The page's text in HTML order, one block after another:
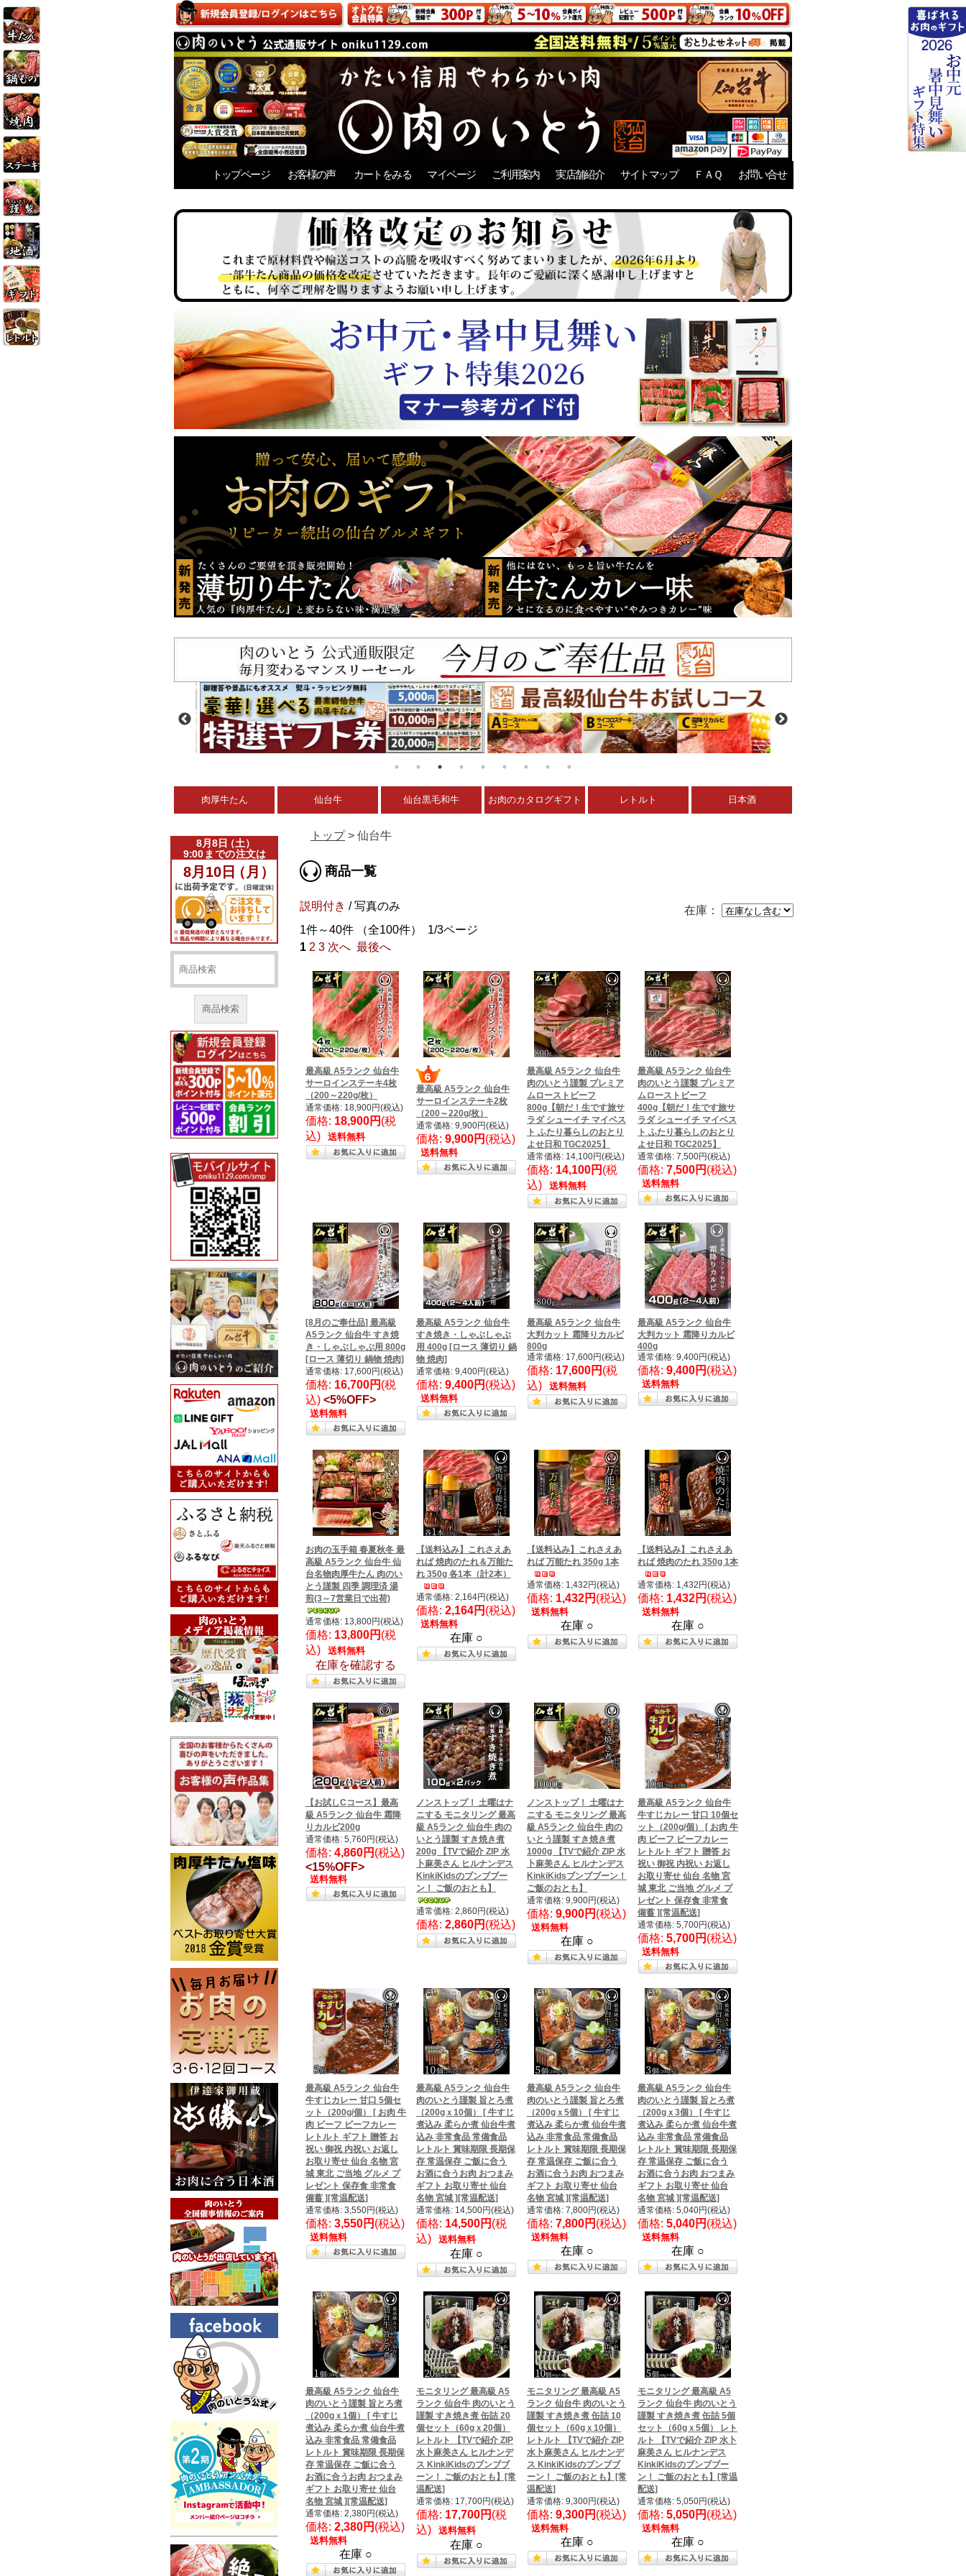
トップページ お客様の声 カートをみる マイページ ご利用案内 実店舗紹介 サイトマップ ＦＡＱ お問い合せ
肉厚牛たん 仙台牛 仙台黒毛和牛 お肉のカタログギフト レトルト 日本酒
商品検索
トップ> 仙台牛
商品一覧
在庫：
説明付き / 写真のみ
1件～40件 （全100件） 1/3ページ
1 2 3 次へ 最後へ
最高級 A5ランク 仙台牛
サーロインステーキ4枚
（200～220g/枚）
通常価格: 18,900円(税込)
価格: 18,900円 (税
込)
送料無料
最高級 A5ランク 仙台牛
サーロインステーキ2枚
（200～220g/枚）
通常価格: 9,900円(税込)
価格: 9,900円 (税込)
送料無料
最高級 A5ランク 仙台牛
肉のいとう謹製 プレミア
ムローストビーフ
800g【朝だ！生です旅サ
ラダ シューイチ マイベス
ト ふたり暮らしのおとり
よせ日和 TGC2025】
通常価格: 14,100円(税込)
価格: 14,100円 (税
込)
送料無料
最高級 A5ランク 仙台牛
肉のいとう謹製 プレミア
ムローストビーフ
400g【朝だ！生です旅サ
ラダ シューイチ マイベス
ト ふたり暮らしのおとり
よせ日和 TGC2025】
通常価格: 7,500円(税込)
価格: 7,500円 (税込)
送料無料
[8月のご奉仕品] 最高級
A5ランク 仙台牛 すき焼
き・しゃぶしゃぶ用 800g
[ロース 薄切り 鍋物 焼肉]
通常価格: 17,600円(税込)
価格: 16,700円 (税
込) <5%OFF>
送料無料
最高級 A5ランク 仙台牛
すき焼き・しゃぶしゃぶ
用 400g [ロース 薄切り 鍋
物 焼肉]
通常価格: 9,400円(税込)
価格: 9,400円 (税込)
送料無料
最高級 A5ランク 仙台牛
大判カット 霜降りカルビ
800g
通常価格: 17,600円(税込)
価格: 17,600円 (税
込)
送料無料
最高級 A5ランク 仙台牛
大判カット 霜降りカルビ
400g
通常価格: 9,400円(税込)
価格: 9,400円 (税込)
送料無料
お肉の玉手箱 春夏秋冬 最
高級 A5ランク 仙台牛 仙
台名物肉厚牛たん 肉のい
とう謹製 四季 調理済 湯
煎(3～7営業日で出荷)
通常価格: 13,800円(税込)
価格: 13,800円 (税
込)
送料無料
在庫を確認する
【送料込み】これさえあ
れば 焼肉のたれ＆万能た
れ 350g 各1本（計2本）
通常価格: 2,164円(税込)
価格: 2,164円 (税込)
送料無料
在庫 ○
【送料込み】これさえあ
れば 万能たれ 350g 1本
通常価格: 1,432円(税込)
価格: 1,432円 (税込)
送料無料
在庫 ○
【送料込み】これさえあ
れば 焼肉のたれ 350g 1本
通常価格: 1,432円(税込)
価格: 1,432円 (税込)
送料無料
在庫 ○
【お試しCコース】最高
級 A5ランク 仙台牛 霜降
りカルビ200g
通常価格: 5,760円(税込)
価格: 4,860円 (税込)
<15%OFF>
送料無料
ノンストップ！ 土曜はナ
ニする モニタリング 最高
級 A5ランク 仙台牛 肉の
いとう謹製 すき焼き煮
200g 【TVで紹介 ZIP 水
卜麻美さん ヒルナンデス
KinkiKidsのブンブブー
ン！ ご飯のおとも】
通常価格: 2,860円(税込)
価格: 2,860円 (税込)
ノンストップ！ 土曜はナ
ニする モニタリング 最高
級 A5ランク 仙台牛 肉の
いとう謹製 すき焼き煮
1000g 【TVで紹介 ZIP 水
卜麻美さん ヒルナンデス
KinkiKidsブンブブーン！
ご飯のおとも】
通常価格: 9,900円(税込)
価格: 9,900円 (税込)
送料無料
在庫 ○
最高級 A5ランク 仙台牛
牛すじカレー 甘口 10個セ
ット（200g/個） [ お肉 牛
肉 ビーフ ビーフカレー
レトルト ギフト 贈答 お
祝い 御祝 内祝い お返し
お取り寄せ 仙台 名物 宮
城 東北 ご当地 グルメ プ
レゼント 保存食 非常食
備蓄 ][常温配送]
通常価格: 5,700円(税込)
価格: 5,700円 (税込)
送料無料
最高級 A5ランク 仙台牛
牛すじカレー 甘口 5個セ
ット（200g/個） [ お肉 牛
肉 ビーフ ビーフカレー
レトルト ギフト 贈答 お
祝い 御祝 内祝い お返し
お取り寄せ 仙台 名物 宮
城 東北 ご当地 グルメ プ
レゼント 保存食 非常食
備蓄 ][常温配送]
通常価格: 3,550円(税込)
価格: 3,550円 (税込)
送料無料
最高級 A5ランク 仙台牛
肉のいとう謹製 旨とろ煮
（200gｘ10個） [ 牛すじ
煮込み 柔らか煮 仙台牛煮
込み 非常食品 常備食品
レトルト 賞味期限 長期保
存 常温保存 ご飯に合う
お酒に合うお肉 おつまみ
ギフト お取り寄せ 仙台
名物 宮城 ][常温配送]
通常価格: 14,500円(税込)
価格: 14,500円 (税
込)
送料無料
在庫 ○
最高級 A5ランク 仙台牛
肉のいとう謹製 旨とろ煮
（200gｘ5個） [ 牛すじ
煮込み 柔らか煮 仙台牛煮
込み 非常食品 常備食品
レトルト 賞味期限 長期保
存 常温保存 ご飯に合う
お酒に合うお肉 おつまみ
ギフト お取り寄せ 仙台
名物 宮城 ][常温配送]
通常価格: 7,800円(税込)
価格: 7,800円 (税込)
送料無料
在庫 ○
最高級 A5ランク 仙台牛
肉のいとう謹製 旨とろ煮
（200gｘ3個） [ 牛すじ
煮込み 柔らか煮 仙台牛煮
込み 非常食品 常備食品
レトルト 賞味期限 長期保
存 常温保存 ご飯に合う
お酒に合うお肉 おつまみ
ギフト お取り寄せ 仙台
名物 宮城 ][常温配送]
通常価格: 5,040円(税込)
価格: 5,040円 (税込)
送料無料
在庫 ○
最高級 A5ランク 仙台牛
肉のいとう謹製 旨とろ煮
（200gｘ1個） [ 牛すじ
煮込み 柔らか煮 仙台牛煮
込み 非常食品 常備食品
レトルト 賞味期限 長期保
存 常温保存 ご飯に合う
お酒に合うお肉 おつまみ
ギフト お取り寄せ 仙台
名物 宮城 ][常温配送]
通常価格: 2,380円(税込)
価格: 2,380円 (税込)
送料無料
在庫 ○
モニタリング 最高級 A5
ランク 仙台牛 肉のいとう
謹製 すき焼き煮 缶詰 20
個セット（60gｘ20個）
レトルト 【TVで紹介 ZIP
水卜麻美さん ヒルナンデ
ス KinkiKidsのブンブブ
ーン！ ご飯のおとも】[常
温配送]
通常価格: 17,700円(税込)
価格: 17,700円 (税
込)
送料無料
在庫 ○
モニタリング 最高級 A5
ランク 仙台牛 肉のいとう
謹製 すき焼き煮 缶詰 10
個セット（60gｘ10個）
レトルト 【TVで紹介 ZIP
水卜麻美さん ヒルナンデ
ス KinkiKidsのブンブブ
ーン！ ご飯のおとも】[常
温配送]
通常価格: 9,300円(税込)
価格: 9,300円 (税込)
送料無料
在庫 ○
モニタリング 最高級 A5
ランク 仙台牛 肉のいとう
謹製 すき焼き煮 缶詰 5個
セット（60gｘ5個） レト
ルト 【TVで紹介 ZIP 水卜
麻美さん ヒルナンデス
KinkiKidsのブンブブー
ン！ ご飯のおとも】[常温
配送]
通常価格: 5,050円(税込)
価格: 5,050円 (税込)
送料無料
在庫 ○